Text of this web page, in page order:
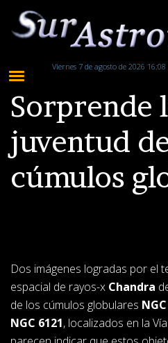
Viernes 7 de agosto de 2026
Sorprende
juventud
cúmulos
Dos imágenes logradas por el
espacial de rayos-x Chandra
de los cúmulos globulares
NGC 6121, localizados en la